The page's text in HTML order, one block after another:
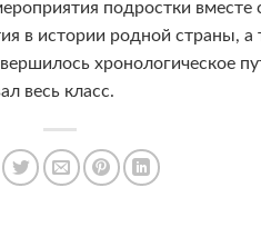
подростки
в истории родной страны, а
хронологическое
весь класс.